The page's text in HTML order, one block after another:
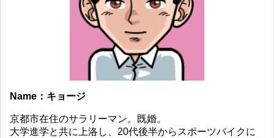
Name：キョージ
京都市在住のサラリーマン。既婚。
大学進学と共に上洛し、20代後半からスポーツバイクに